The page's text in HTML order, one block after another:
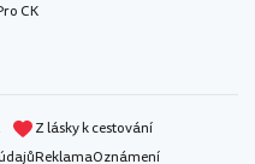
CK
Z lásky k cestování
ReklamaOznámení